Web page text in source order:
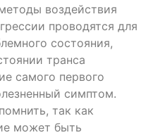
воздействия
проводятся для
состояния,
транса
самого первого
симптом.
так как
может быть